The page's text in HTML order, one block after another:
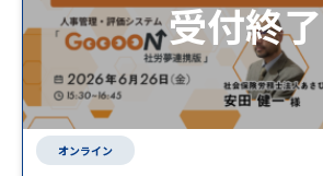
受付終了
オンライン